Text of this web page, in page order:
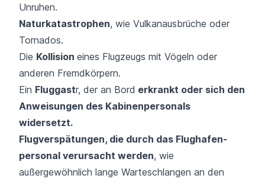
Unruhen.
Naturkatastrophen, wie Vulkanausbrüche oder
Tornados.
Die Kollision eines Flugzeugs mit Vögeln oder
anderen Fremdkörpern.
Ein Fluggastr, der an Bord erkrankt oder sich den
Anweisungen des Kabinen­personals
widersetzt.
Flugverspätungen, die durch das Flughafen­
personal verursacht werden, wie
außergewöhnlich lange Warte­schlangen an den